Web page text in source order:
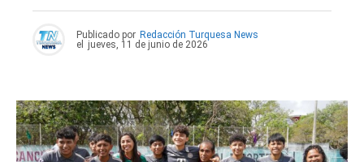
Publicado por Redacción Turquesa News
el
jueves, 11 de junio de 2026